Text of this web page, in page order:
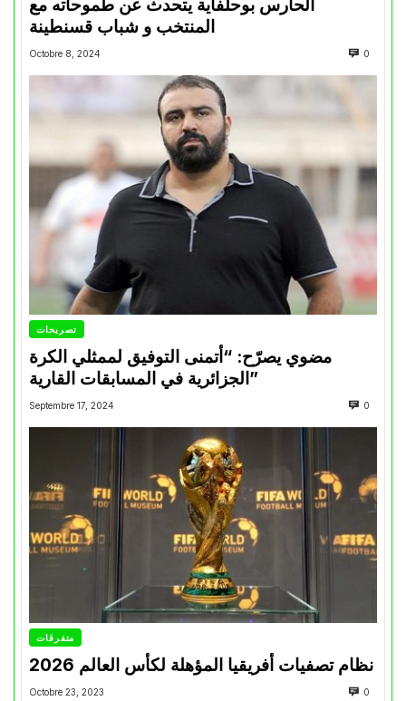
الحارس بوحلفاية يتحدث عن طموحاته مع
المنتخب و شباب قسنطينة
Octobre 8, 2024 0
تصريحات
مضوي يصرّح: “أتمنى التوفيق لممثلي الكرة
الجزائرية في المسابقات القارية”
Septembre 17, 2024 0
متفرقات
نظام تصفيات أفريقيا المؤهلة لكأس العالم 2026
Octobre 23, 2023 0